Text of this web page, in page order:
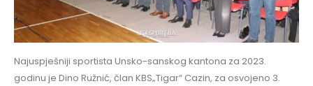
Najuspješniji sportista Unsko-sanskog kantona za 2023.
godinu je Dino Ružnić, član KBS„Tigar“ Cazin, za osvojeno 3.